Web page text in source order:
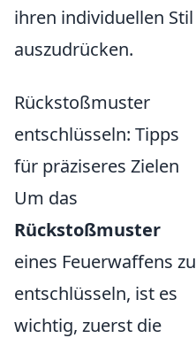
ihren individuellen Stil
auszudrücken.
Rückstoßmuster
entschlüsseln: Tipps
für präziseres Zielen
Um das
Rückstoßmuster
eines Feuerwaffens zu
entschlüsseln, ist es
wichtig, zuerst die